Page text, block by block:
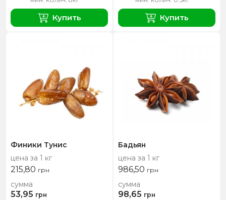
Купить Купить
Финики Тунис
цена за 1 кг
215,80 грн
сумма
53,95 грн
Бадьян
цена за 1 кг
986,50 грн
сумма
98,65 грн